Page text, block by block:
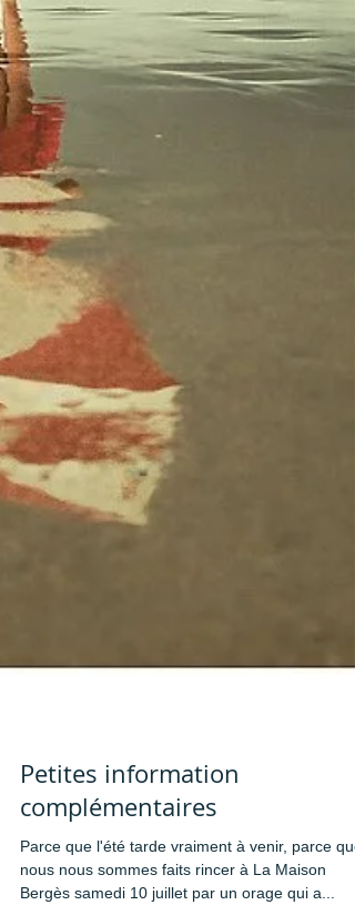
Petites information
complémentaires
Parce que l'été tarde vraiment à venir, parce que